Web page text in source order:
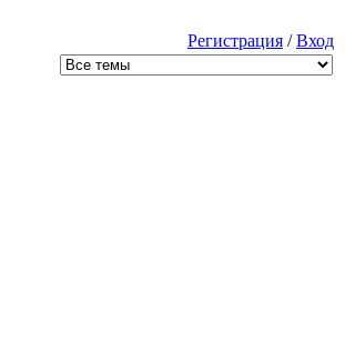
Регистрация /Вход